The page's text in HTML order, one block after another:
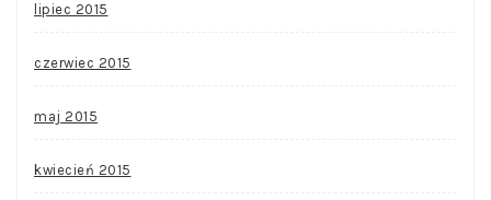
lipiec 2015
czerwiec 2015
maj 2015
kwiecień 2015